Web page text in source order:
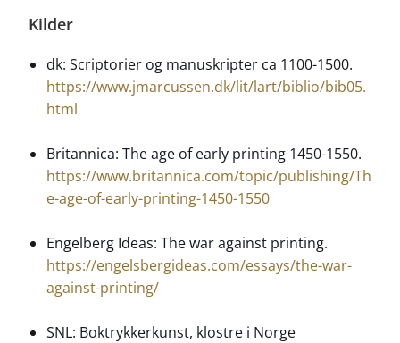
Kilder
dk: Scriptorier og manuskripter ca 1100-1500.
https://www.jmarcussen.dk/lit/lart/biblio/bib05.
html
Britannica: The age of early printing 1450-1550.
https://www.britannica.com/topic/publishing/Th
e-age-of-early-printing-1450-1550
Engelberg Ideas: The war against printing.
https://engelsbergideas.com/essays/the-war-
against-printing/
SNL: Boktrykkerkunst, klostre i Norge